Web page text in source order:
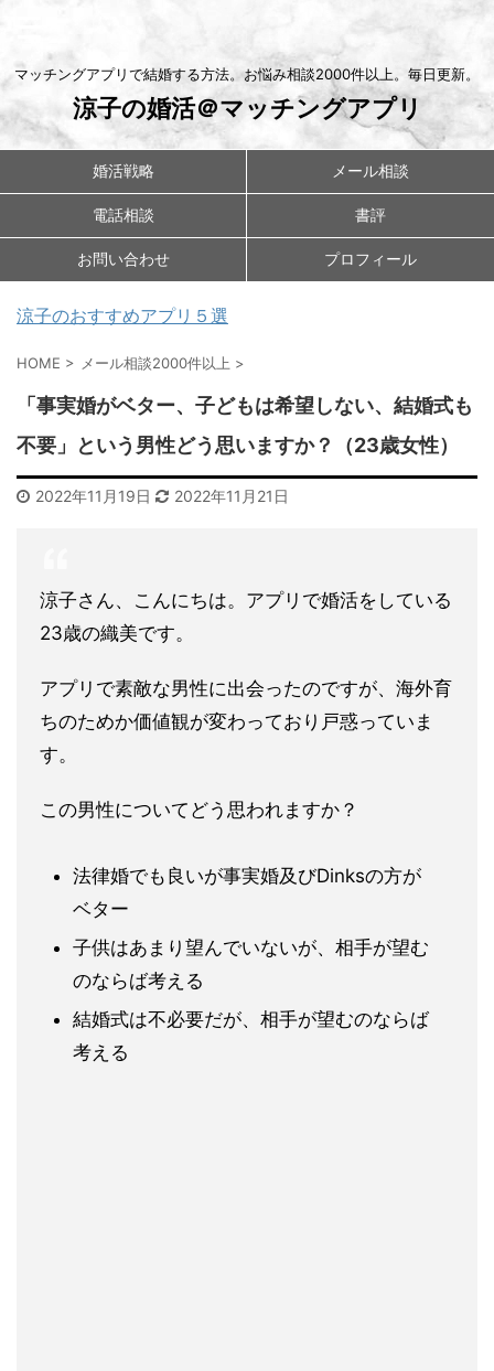
マッチングアプリで結婚する方法。お悩み相談2000件以上。毎日更新。
涼子の婚活＠マッチングアプリ
婚活戦略 メール相談
電話相談 書評
お問い合わせ プロフィール
涼子のおすすめアプリ５選
HOME > メール相談2000件以上 >
「事実婚がベター、子どもは希望しない、結婚式も
不要」という男性どう思いますか？（23歳女性）
2022年11月19日 2022年11月21日
涼子さん、こんにちは。アプリで婚活をしている
23歳の織美です。
アプリで素敵な男性に出会ったのですが、海外育
ちのためか価値観が変わっており戸惑っていま
す。
この男性についてどう思われますか？
法律婚でも良いが事実婚及びDinksの方が
ベター
子供はあまり望んでいないが、相手が望む
のならば考える
結婚式は不必要だが、相手が望むのならば
考える